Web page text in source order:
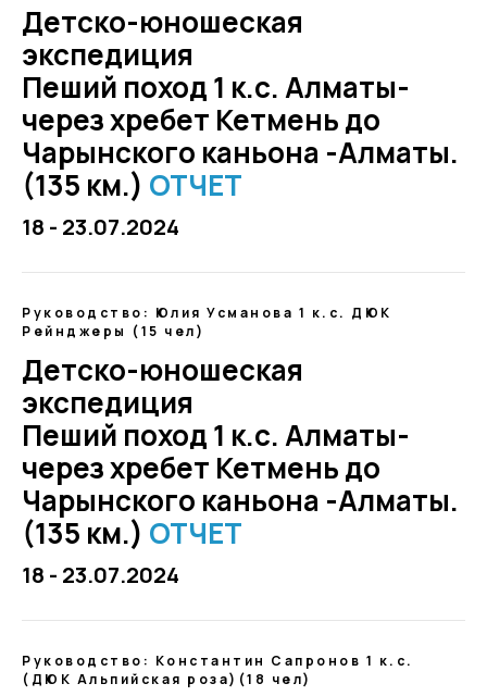
Детско-юношеская
экспедиция
Пеший поход 1 к.с. Алматы-
через хребет Кетмень до
Чарынского каньона -Алматы.
(135 км.) ОТЧЕТ
18 - 23.07.2024
Руководство: Юлия Усманова 1 к.с. ДЮК
Рейнджеры (15 чел)
Детско-юношеская
экспедиция
Пеший поход 1 к.с. Алматы-
через хребет Кетмень до
Чарынского каньона -Алматы.
(135 км.) ОТЧЕТ
18 - 23.07.2024
Руководство: Константин Сапронов 1 к.с.
(ДЮК Альпийская роза)(18 чел)